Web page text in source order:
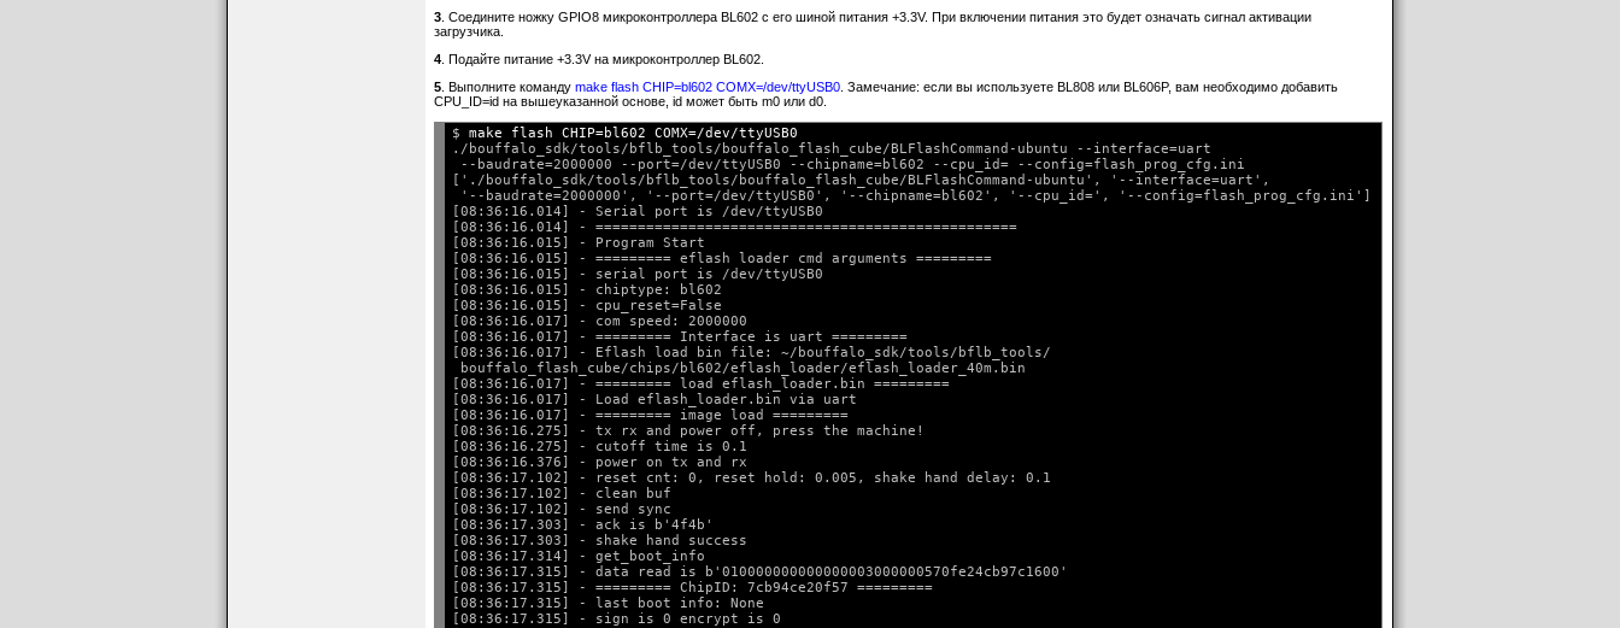
3 . Соедините ножку GPIO8 микроконтроллера BL602 с его шиной питания +3.3V. При включении питания это будет означать сигнал активации
загрузчика.
4 . Подайте питание +3.3V на микроконтроллер BL602.
5 . Выполните команду make flash CHIP=bl602 COMX=/dev/ttyUSB0 . Замечание: если вы используете BL808 или BL606P, вам необходимо добавить
CPU_ID=id на вышеуказанной основе, id может быть m0 или d0.
$ make flash CHIP=bl602 COMX=/dev/ttyUSB0
./bouffalo_sdk/tools/bflb_tools/bouffalo_flash_cube/BLFlashCommand-ubuntu --interface=uart
--baudrate=2000000 --port=/dev/ttyUSB0 --chipname=bl602 --cpu_id= --config=flash_prog_cfg.ini
['./bouffalo_sdk/tools/bflb_tools/bouffalo_flash_cube/BLFlashCommand-ubuntu', '--interface=uart',
'--baudrate=2000000', '--port=/dev/ttyUSB0', '--chipname=bl602', '--cpu_id=', '--config=flash_prog_cfg.ini']
[08:36:16.014] - Serial port is /dev/ttyUSB0
[08:36:16.014] - ==================================================
[08:36:16.015] - Program Start
[08:36:16.015] - ========= eflash loader cmd arguments =========
[08:36:16.015] - serial port is /dev/ttyUSB0
[08:36:16.015] - chiptype: bl602
[08:36:16.015] - cpu_reset=False
[08:36:16.017] - com speed: 2000000
[08:36:16.017] - ========= Interface is uart =========
[08:36:16.017] - Eflash load bin file: ~/bouffalo_sdk/tools/bflb_tools/
bouffalo_flash_cube/chips/bl602/eflash_loader/eflash_loader_40m.bin
[08:36:16.017] - ========= load eflash_loader.bin =========
[08:36:16.017] - Load eflash_loader.bin via uart
[08:36:16.017] - ========= image load =========
[08:36:16.275] - tx rx and power off, press the machine!
[08:36:16.275] - cutoff time is 0.1
[08:36:16.376] - power on tx and rx
[08:36:17.102] - reset cnt: 0, reset hold: 0.005, shake hand delay: 0.1
[08:36:17.102] - clean buf
[08:36:17.102] - send sync
[08:36:17.303] - ack is b'4f4b'
[08:36:17.303] - shake hand success
[08:36:17.314] - get_boot_info
[08:36:17.315] - data read is b'010000000000000003000000570fe24cb97c1600'
[08:36:17.315] - ========= ChipID: 7cb94ce20f57 =========
[08:36:17.315] - last boot info: None
[08:36:17.315] - sign is 0 encrypt is 0